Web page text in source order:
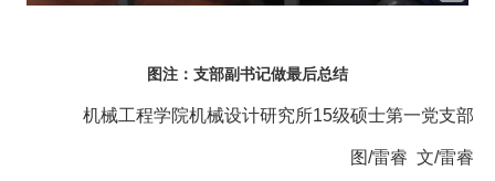
图注：支部副书记做最后总结
机械工程学院机械设计研究所15级硕士第一党支部
图/雷睿 文/雷睿